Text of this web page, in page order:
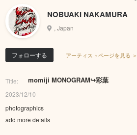
NOBUAKI NAKAMURA
, Japan
フォローする アーティストページを見る ＞
Title: momiji MONOGRAM↪彩葉
2023/12/10
photographics
add more details